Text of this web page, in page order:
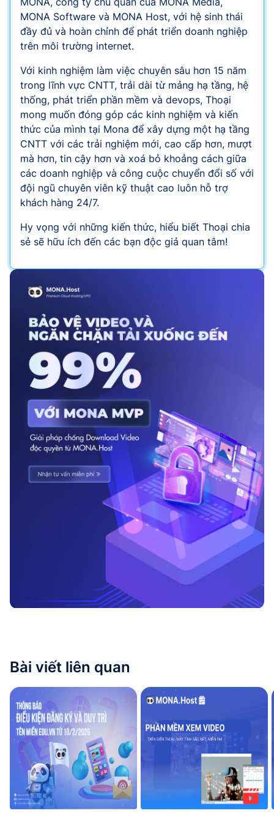
MONA Software và MONA Host, với hệ sinh thái
đầy đủ và hoàn chỉnh để phát triển doanh nghiệp
trên môi trường internet.
Với kinh nghiệm làm việc chuyên sâu hơn 15 năm
trong lĩnh vực CNTT, trải dài từ mảng hạ tầng, hệ
thống, phát triển phần mềm và devops, Thoại
mong muốn đóng góp các kinh nghiệm và kiến
thức của mình tại Mona để xây dựng một hạ tầng
CNTT với các trải nghiệm mới, cao cấp hơn, mượt
mà hơn, tin cậy hơn và xoá bỏ khoảng cách giữa
các doanh nghiệp và công cuộc chuyển đổi số với
đội ngũ chuyên viên kỹ thuật cao luôn hỗ trợ
khách hàng 24/7.
Hy vọng với những kiến thức, hiểu biết Thoại chia
sẻ sẽ hữu ích đến các bạn độc giả quan tâm!
Bài viết liên quan